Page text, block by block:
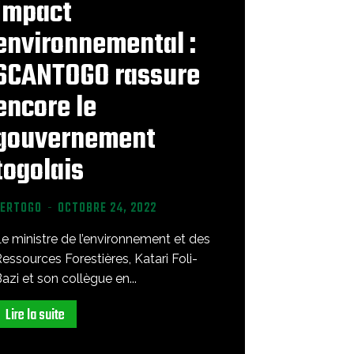
:
rassure
le
- OCTOBRE 24, 2022
ministre de l’environnement et des
Forestières, Katari Foli-
et son collègue en...
Lire la suite